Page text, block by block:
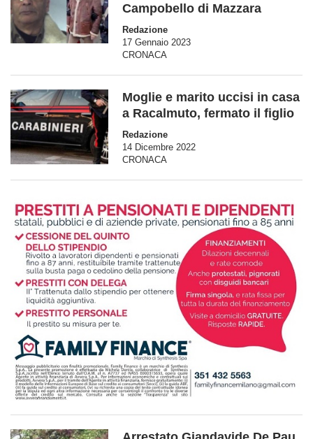
Campobello di Mazzara
Redazione
17 Gennaio 2023
CRONACA
Moglie e marito uccisi in casa
a Racalmuto, fermato il figlio
Redazione
14 Dicembre 2022
CRONACA